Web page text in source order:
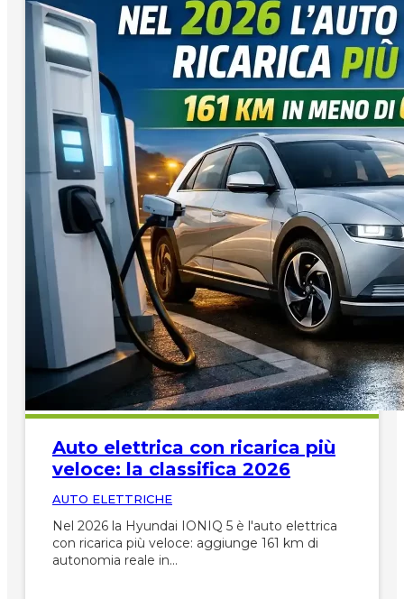
Auto elettrica con ricarica più
veloce: la classifica 2026
AUTO ELETTRICHE
Nel 2026 la Hyundai IONIQ 5 è l'auto elettrica
con ricarica più veloce: aggiunge 161 km di
autonomia reale in…